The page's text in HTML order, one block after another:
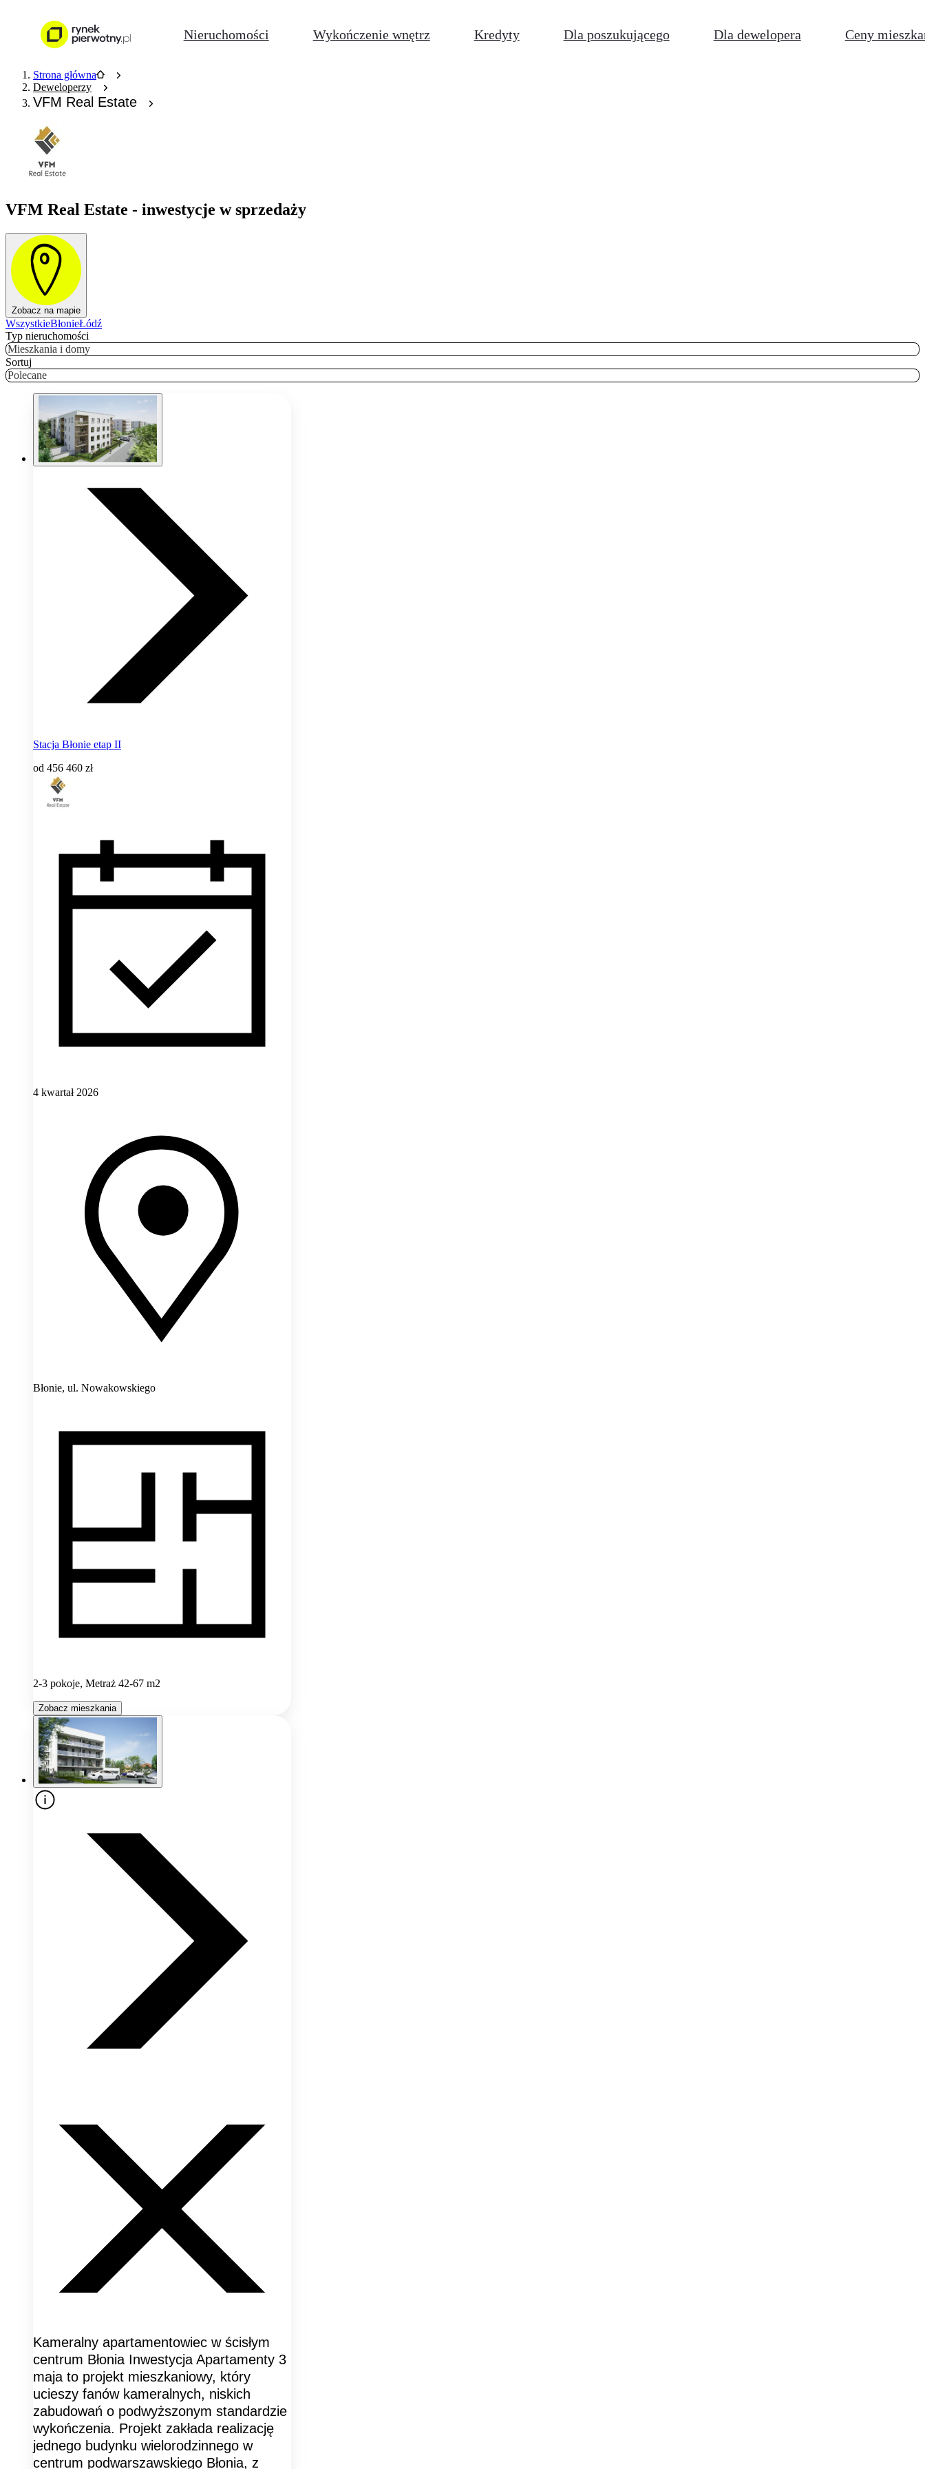
Nieruchomości Wykończenie wnętrz Kredyty Dla poszukującego Dla dewelopera Ceny
Strona główna
Deweloperzy
VFM Real Estate
VFM Real Estate - inwestycje w sprzedaży
Zobacz na mapie
WszystkieBłonieŁódź
Typ nieruchomości
Mieszkania i domy
Sortuj
Polecane
Stacja Błonie etap II
od 456 460 zł
4 kwartał 2026
Błonie, ul. Nowakowskiego
2-3 pokoje, Metraż 42-67 m2
Zobacz mieszkania
Kameralny apartamentowiec w ścisłym
centrum Błonia Inwestycja Apartamenty 3
maja to projekt mieszkaniowy, który
ucieszy fanów kameralnych, niskich
zabudowań o podwyższonym standardzie
wykończenia. Projekt zakłada realizację
jednego budynku wielorodzinnego w
centrum podwarszawskiego Błonia, z